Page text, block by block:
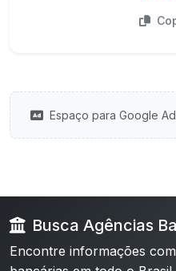
Espaço para Google
Busca Agências
Encontre informações